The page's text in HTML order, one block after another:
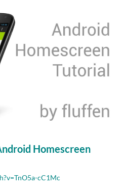
Homescreen
cC1Mc